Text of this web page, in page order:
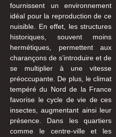
fournissent un environnement
idéal pour la reproduction de ce
nuisible. En effet, les structures
historiques, souvent moins
hermétiques, permettent aux
charançons de s’introduire et de
se multiplier à une vitesse
préoccupante. De plus, le climat
tempéré du Nord de la France
favorise le cycle de vie de ces
insectes, augmentant ainsi leur
présence. Dans les quartiers
comme le centre-ville et les